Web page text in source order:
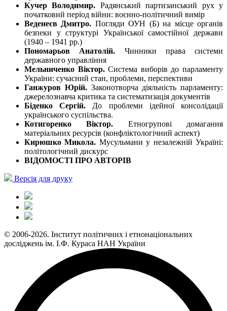
Кучер Володимир. Радянський партизанський рух у
початковий період війни: воєнно-політичний вимір
Веденеєв Дмитро. Погляди ОУН (Б) на місце органів
безпеки у структурі Української самостійної держави
(1940 – 1941 pp.)
Пономарьов Анатолій. Чинники права системи
державного управління
Мельниченко Віктор.Система виборів до парламенту
України: сучасний стан, проблеми, перспективи
Ганжуров Юрій.Законотворча діяльність парламенту:
джерелознавча критика та систематизація документів
Біденко Сергій. До проблеми ідейної консолідації
українського суспільства.
Котигоренко Віктор. Етногрупові домагання
матеріальних ресурсів (конфліктологічний аспект)
Кирюшко Микола. Мусульмани у незалежній Україні:
політологічний дискурс
ВІДОМОСТІ ПРО АВТОРІВ
Версія для друку
© 2006-2026. Інститут політичних і етнонаціональних
досліджень ім. І.Ф. Кураса НАН України